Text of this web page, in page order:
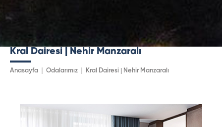
Kral Dairesi | Nehir Manzaralı
Anasayfa Odalarımız Kral Dairesi | Nehir Manzaralı